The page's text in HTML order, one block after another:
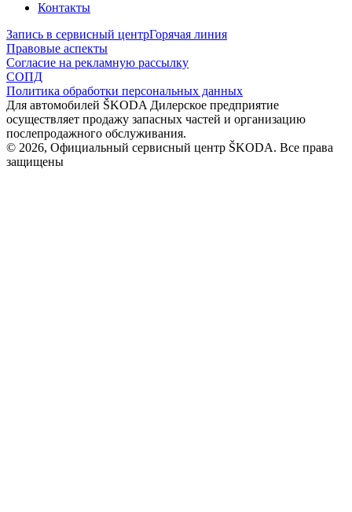
Контакты
Запись в сервисный центрГорячая линия
Правовые аспекты
Согласие на рекламную рассылку
СОПД
Политика обработки персональных данных
Для автомобилей ŠKODA Дилерское предприятие
осуществляет продажу запасных частей и организацию
послепродажного обслуживания.
© 2026, Официальный сервисный центр ŠKODA. Все права
защищены